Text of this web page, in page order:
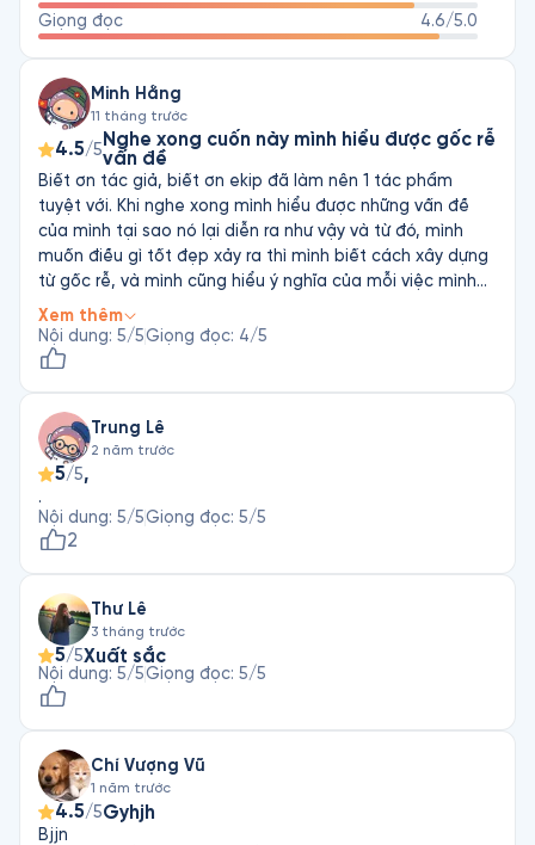
rối loạn cảm xúc ở trẻ em. Bà nổi tiếng nhờ phương pháp trị
liệu bằng đồ chơi. Liệu pháp này của bà vẫn được ứng dụng
nhất trong điều trị tâm lý cho trẻ. “Sa mạc nở hoa” là tên của
một trong những ca chữa trị thành công điển hình của bà, mở
ra con đường mới trong cách thức tiếp cận và thiết lập quan
Giọng đọc
4.6/5.0
Minh Hằng
11 tháng trước
4.5/5 Nghe xong cuốn này mình hiểu được gốc rễ
vấn đề
Biết ơn tác giả, biết ơn ekip đã làm nên 1 tác phẩm
tuyệt với. Khi nghe xong mình hiểu được những vấn đề
của mình tại sao nó lại diễn ra như vậy và từ đó, mình
muốn điều gì tốt đẹp xảy ra thì mình biết cách xây dựng
từ gốc rễ, và mình cũng hiểu ý nghĩa của mỗi việc mình
làm. Mình biết tại sao mình cần làm việc đó, xây dựng
thói quen đó thì mình sẽ có nội động lực to lớn để thực
hiện hàng ngày hơn. Biết ơn nhân duyên đã cho mình cơ
Xem thêm
Nội dung: 5/5Giọng đọc: 4/5
Trung Lê
2 năm trước
5/5,
.
Nội dung: 5/5Giọng đọc: 5/5
2
Thư Lê
3 tháng trước
5/5Xuất sắc
Nội dung: 5/5Giọng đọc: 5/5
Chí Vượng Vũ
1 năm trước
4.5/5Gyhjh
Bjjn